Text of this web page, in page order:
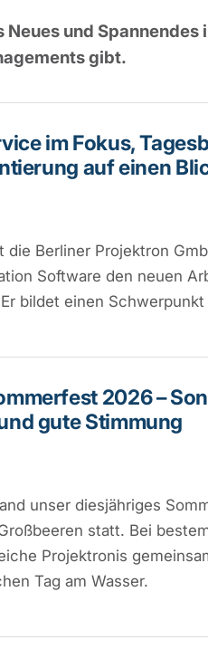
und Spannendes
gibt.
im Fokus,
auf einen
die Berliner Projektron
Software den neuen
bildet einen
2026 –
gute Stimmung
unser diesjähriges
statt. Bei
Projektronis
Tag am Wasser.